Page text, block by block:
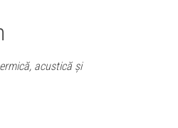
acustică și